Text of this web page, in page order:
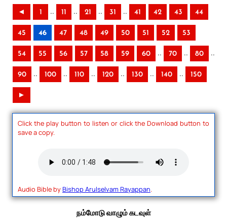
◄ 1 .. 11 .. 21 .. 31 .. 41 42 43 44
45 46 47 48 49 50 51 52 53
54 55 56 57 58 59 60 .. 70 .. 80 ..
90 .. 100 .. 110 .. 120 .. 130 .. 140 .. 150
►
Click the play button to listen or click the Download button to
save a copy.
Audio Bible byBishop Arulselvam Rayappan.
நம்மோடு வாழும் கடவுள்